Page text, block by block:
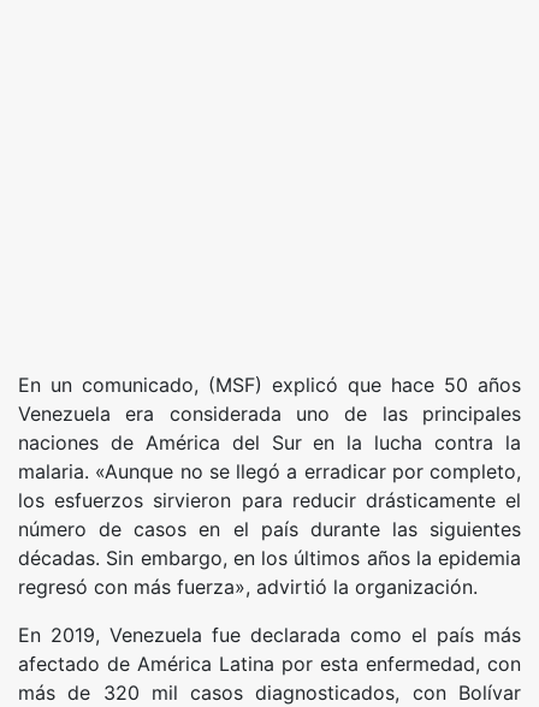
En un comunicado, (MSF) explicó que hace 50 años
Venezuela era considerada uno de las principales
naciones de América del Sur en la lucha contra la
malaria. «Aunque no se llegó a erradicar por completo,
los esfuerzos sirvieron para reducir drásticamente el
número de casos en el país durante las siguientes
décadas. Sin embargo, en los últimos años la epidemia
regresó con más fuerza», advirtió la organización.
En 2019, Venezuela fue declarada como el país más
afectado de América Latina por esta enfermedad, con
más de 320 mil casos diagnosticados, con Bolívar